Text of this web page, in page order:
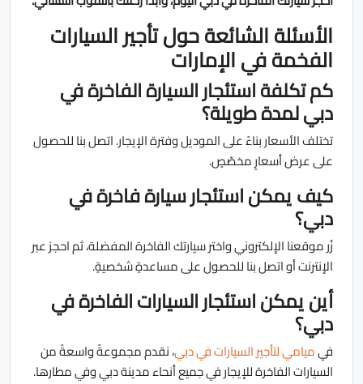
الأسئلة الشائعة حول تأجير السيارات
الفخمة في الإمارات
كم تكلفة استئجار السيارة الفاخرة في
دبي لمدة طويلة؟
تختلف الأسعار بناءً على الموديل وفترة الإيجار. اتصل بنا للحصول
على عرض أسعارٍ مخصّصٍ.
كيف يمكن استئجار سيارة فاخرة في
دبي؟
زُر موقعنا الإلكتروني واختر سيارتك الفاخرة المفضلة، ثم احجز عبر
الإنترنت أو اتصل بنا للحصول على مساعدةٍ شخصيةٍ.
أين يمكن استئجار السيارات الفاخرة في
دبي؟
فيميامي لتأجير السيارات في دبي، نقدم مجموعةً واسعةً من
السيارات الفاخرة للإيجار في جميع أنحاء مدينة دبي وفي مطارها.